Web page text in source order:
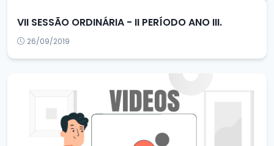
VII SESSÃO ORDINÁRIA - II PERÍODO ANO III.
26/09/2019